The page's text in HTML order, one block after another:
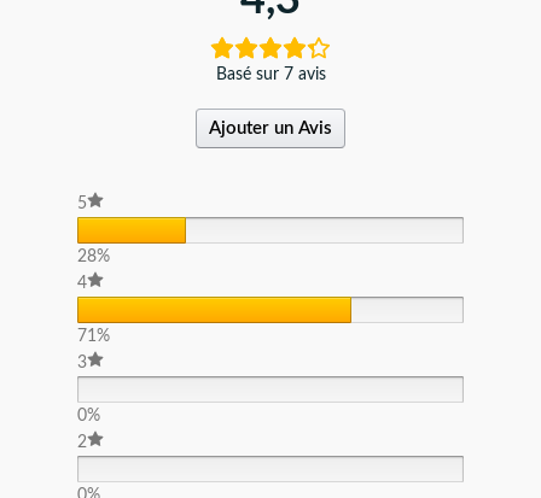
Basé sur 7 avis
Ajouter un Avis
5
28%
4
71%
3
0%
2